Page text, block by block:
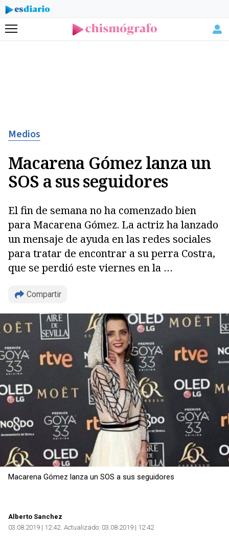
Menú
Medios
Macarena Gómez lanza un
SOS a sus seguidores
El fin de semana no ha comenzado bien
para Macarena Gómez. La actriz ha lanzado
un mensaje de ayuda en las redes sociales
para tratar de encontrar a su perra Costra,
que se perdió este viernes en la …
Compartir
Copiar
Macarena Gómez lanza un SOS a sus seguidores
Alberto Sanchez
03.08.2019 | 12:42 Actualizado: 03.08.2019 | 12:42